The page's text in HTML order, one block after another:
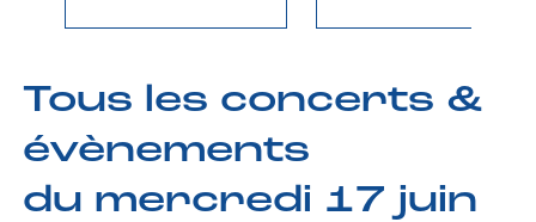
Tous les concerts &
évènements
du mercredi 17 juin